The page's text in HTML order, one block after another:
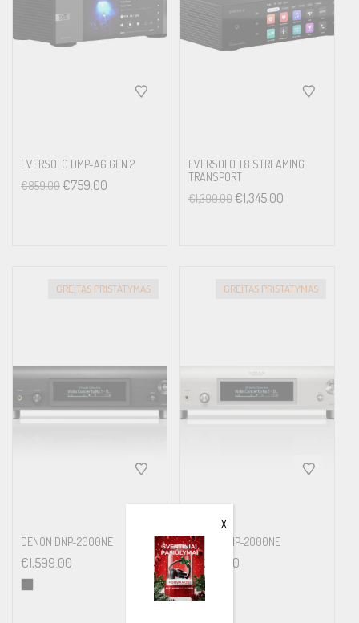
EVERSOLO DMP-A6 GEN 2
€859.00€759.00
EVERSOLO T8 STREAMING
TRANSPORT
€1,390.00€1,345.00
GREITAS PRISTATYMAS
DENON DNP-2000NE
€1,599.00
GREITAS PRISTATYMAS
DENON DNP-2000NE
€1,599.00
X